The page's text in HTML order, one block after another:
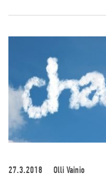
27.3.2018 Olli Vainio